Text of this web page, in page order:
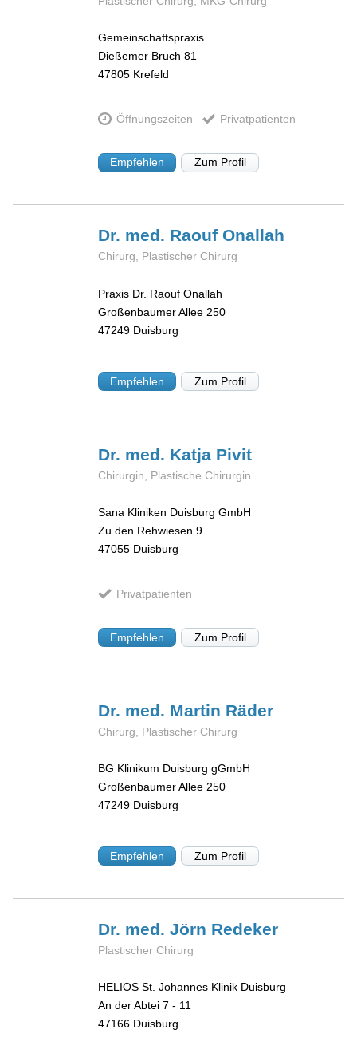
Gemeinschaftspraxis
Dießemer Bruch 81
47805 Krefeld
Öffnungszeiten Privatpatienten
Empfehlen Zum Profil
Dr. med. Raouf Onallah
Chirurg, Plastischer Chirurg
Praxis Dr. Raouf Onallah
Großenbaumer Allee 250
47249 Duisburg
Empfehlen Zum Profil
Dr. med. Katja Pivit
Chirurgin, Plastische Chirurgin
Sana Kliniken Duisburg GmbH
Zu den Rehwiesen 9
47055 Duisburg
Privatpatienten
Empfehlen Zum Profil
Dr. med. Martin Räder
Chirurg, Plastischer Chirurg
BG Klinikum Duisburg gGmbH
Großenbaumer Allee 250
47249 Duisburg
Empfehlen Zum Profil
Dr. med. Jörn Redeker
Plastischer Chirurg
HELIOS St. Johannes Klinik Duisburg
An der Abtei 7 - 11
47166 Duisburg